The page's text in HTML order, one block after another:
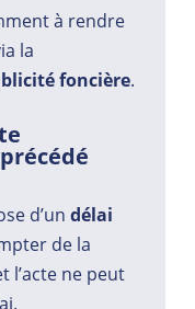
à rendre
la
foncière.
d’undélai
de la
l’acte ne peut